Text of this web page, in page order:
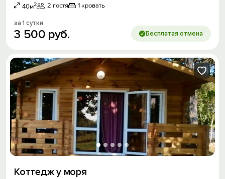
40м2 2 гостя 1 кровать
за 1 сутки
3 500 руб. Бесплатая отмена
Коттедж у моря